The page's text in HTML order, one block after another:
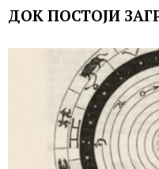
ДОК ПОСТОЈИ